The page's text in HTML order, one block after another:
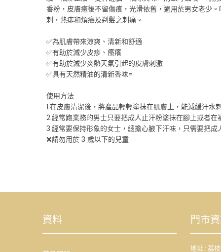
香粉，皮膚癒後不留傷痕，光滑依舊，適用於男女老少
刺，熱痱和煩癢及剃髮之刺痛。
✅為肌膚帶來涼爽、清新和舒適
✅有助於減少皮疹、瘙癢
✅有助於減少炎熱天氣引起的皮膚刺激
✅具有天然精油的清新香味=
使用方法
1.在皮膚清潔後，將產品輕輕塗抹在肌膚上，能減緩汗水
2.經常跑業務的男士只要把成人止汗粉塗抹在腳上或者
3.經常要保持形象的女士，總擔心腋下汗味，只需要把
❌請勿用於 3 歲以下的兒童
資料 門市
地址 : 荔